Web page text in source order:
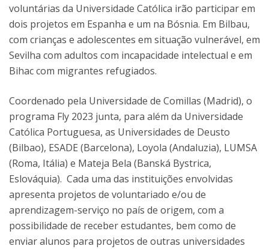
voluntárias da Universidade Católica irão participar em
dois projetos em Espanha e um na Bósnia. Em Bilbau,
com crianças e adolescentes em situação vulnerável, em
Sevilha com adultos com incapacidade intelectual e em
Bihac com migrantes refugiados.
Coordenado pela Universidade de Comillas (Madrid), o
programa Fly 2023 junta, para além da Universidade
Católica Portuguesa, as Universidades de Deusto
(Bilbao), ESADE (Barcelona), Loyola (Andaluzia), LUMSA
(Roma, Itália) e Mateja Bela (Banská Bystrica,
Eslováquia). Cada uma das instituições envolvidas
apresenta projetos de voluntariado e/ou de
aprendizagem-serviço no país de origem, com a
possibilidade de receber estudantes, bem como de
enviar alunos para projetos de outras universidades